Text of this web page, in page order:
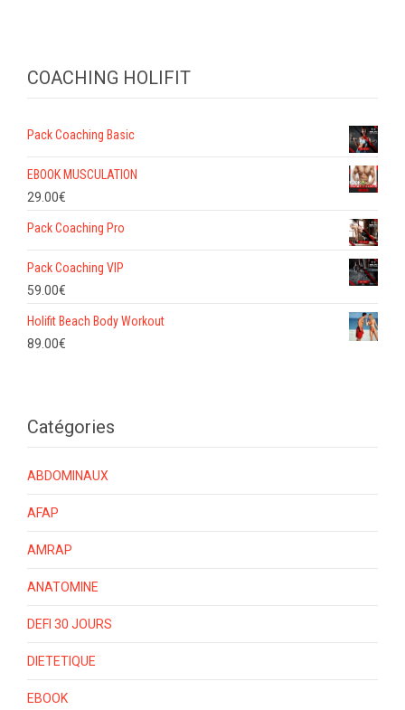
COACHING HOLIFIT
Pack Coaching Basic
EBOOK MUSCULATION
29.00€
Pack Coaching Pro
Pack Coaching VIP
59.00€
Holifit Beach Body Workout
89.00€
Catégories
ABDOMINAUX
AFAP
AMRAP
ANATOMINE
DEFI 30 JOURS
DIETETIQUE
EBOOK